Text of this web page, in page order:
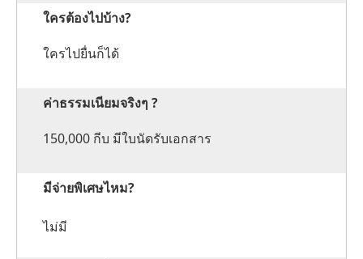
ใครต้องไปบ้าง?
ใครไปยื่นก็ได้
ค่าธรรมเนียมจริงๆ ?
150,000 กีบ มีใบนัดรับเอกสาร
มีจ่ายพิเศษไหม?
ไม่มี